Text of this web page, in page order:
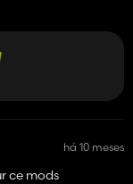
há 10 meses
ce mods